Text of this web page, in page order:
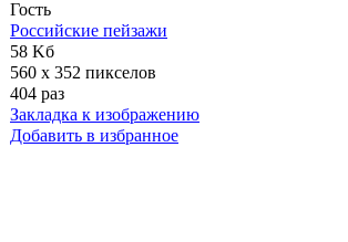
Гость
Российские пейзажи
58 Kб
560 x 352 пикселов
404 раз
Закладка к изображению
Добавить в избранное